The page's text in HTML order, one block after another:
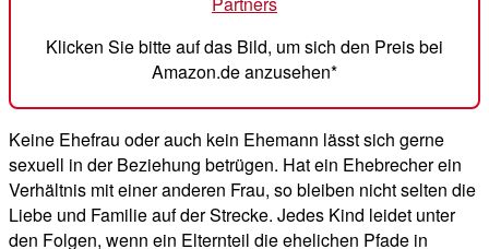
Klicken Sie bitte auf das Bild, um sich den Preis bei
Amazon.de anzusehen*
Keine Ehefrau oder auch kein Ehemann lässt sich gerne
sexuell in der Beziehung betrügen. Hat ein Ehebrecher ein
Verhältnis mit einer anderen Frau, so bleiben nicht selten die
Liebe und Familie auf der Strecke. Jedes Kind leidet unter
den Folgen, wenn ein Elternteil die ehelichen Pfade in